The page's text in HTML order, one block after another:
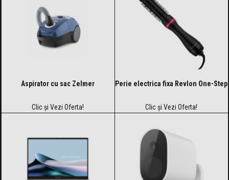
Aspirator cu sac Zelmer
Clic și Vezi Oferta!
Perie electrica fixa Revlon One-Step
Clic și Vezi Oferta!